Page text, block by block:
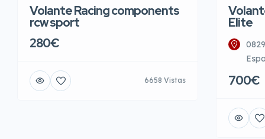
Volante Racing components
rcw sport
280€
6658 Vistas
Elite
700€